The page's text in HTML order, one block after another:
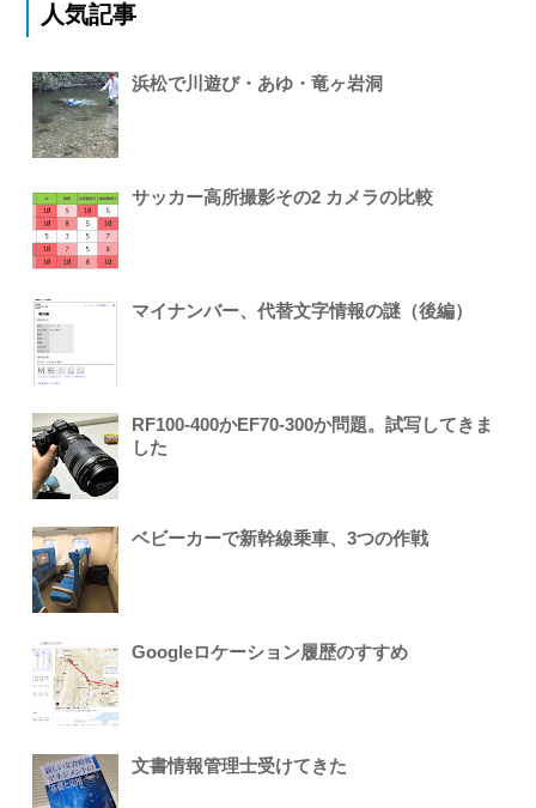
人気記事
浜松で川遊び・あゆ・竜ヶ岩洞
サッカー高所撮影その2 カメラの比較
マイナンバー、代替文字情報の謎（後編）
RF100-400かEF70-300か問題。試写してきま
した
ベビーカーで新幹線乗車、3つの作戦
Googleロケーション履歴のすすめ
文書情報管理士受けてきた